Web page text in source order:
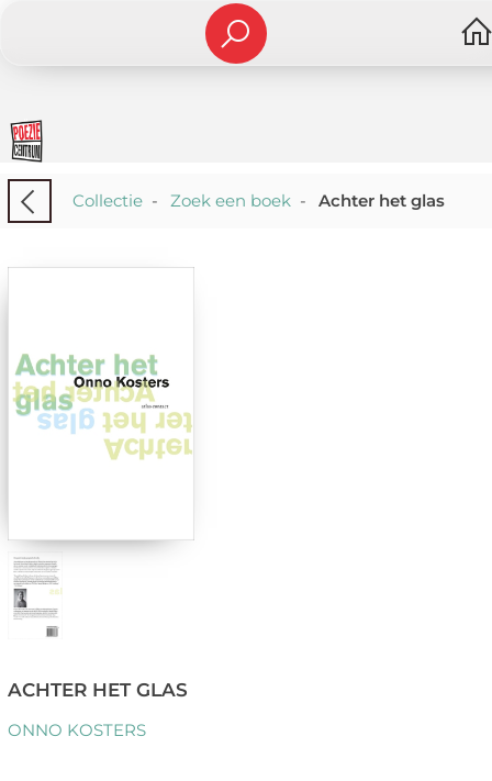
Collectie- Zoek een boek- Achter het glas
ACHTER HET GLAS
ONNO KOSTERS